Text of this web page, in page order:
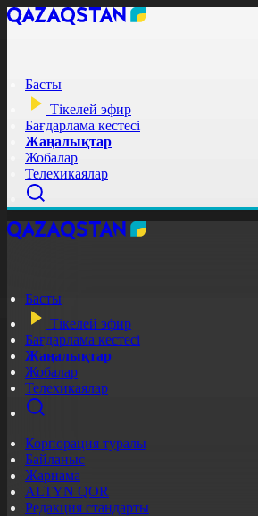
Басты
Тікелей эфир
Бағдарлама кестесі
Жаңалықтар
Жобалар
Телехикаялар
Басты
Тікелей эфир
Бағдарлама кестесі
Жаңалықтар
Жобалар
Телехикаялар
Корпорация туралы
Байланыс
Жарнама
ALTYN QOR
Редакция стандарты